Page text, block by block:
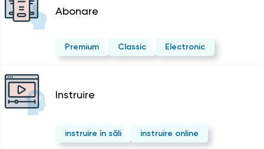
Abonare
Premium Classic Electronic
Instruire
instruire în săli instruire online